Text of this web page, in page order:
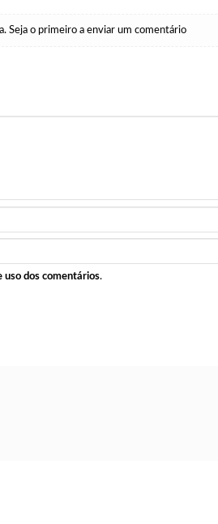
Seja o primeiro a enviar um comentário
uso dos comentários.